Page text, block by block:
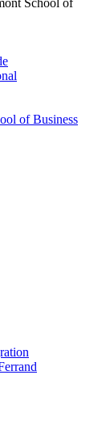
School of
of Business